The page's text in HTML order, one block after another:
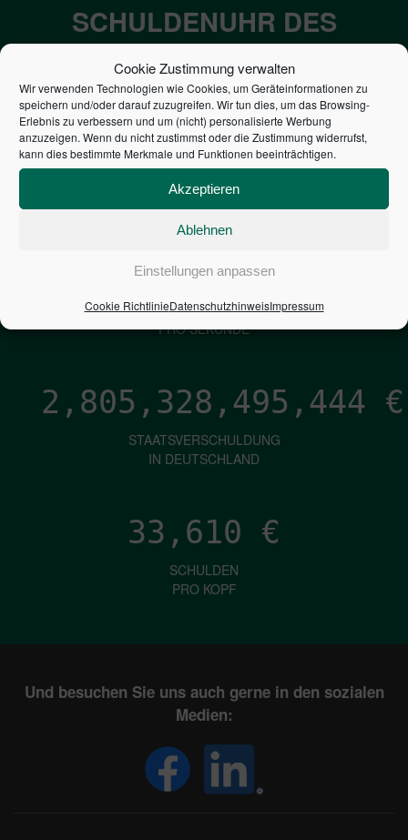
Cookie Zustimmung verwalten
Wir verwenden Technologien wie Cookies, um Geräteinformationen zu
speichern und/oder darauf zuzugreifen. Wir tun dies, um das Browsing-
Erlebnis zu verbessern und um (nicht) personalisierte Werbung
anzuzeigen. Wenn du nicht zustimmst oder die Zustimmung widerrufst,
kann dies bestimmte Merkmale und Funktionen beeinträchtigen.
Akzeptieren
Ablehnen
Einstellungen anpassen
Cookie RichtlinieDatenschutzhinweisImpressum
SCHULDENUHR DES
BUNDES DER
STEUERZAHLER
7,052€
PRO SEKUNDE
1,601€
ZINSEN
PRO SEKUNDE
2,805,328,496,678 €
STAATSVERSCHULDUNG
IN DEUTSCHLAND
33,610 €
SCHULDEN
PRO KOPF
Und besuchen Sie uns auch gerne in den sozialen
Medien: